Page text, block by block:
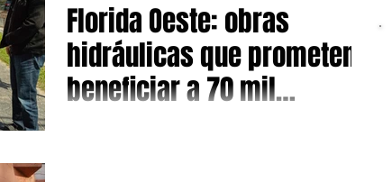
Florida Oeste: obras
hidráulicas que prometen
beneficiar a 70 mil